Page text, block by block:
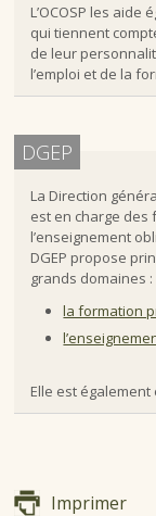
L’OCOSP les
qui tiennent
de leur
l’emploi et de la
DGEP
La Direction
est en charge des
l’enseignement
DGEP propose
grands domaines :
la formation
Elle est
Imprimer